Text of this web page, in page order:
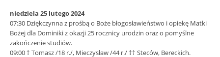
niedziela 25 lutego 2024
07:30 Dziękczynna z prośbą o Boże błogosławieństwo i opiekę Matki
Bożej dla Dominiki z okazji 25 rocznicy urodzin oraz o pomyślne
zakończenie studiów.
09:00 † Tomasz /18 r./, Mieczysław /44 r./ †† Steców, Bereckich.